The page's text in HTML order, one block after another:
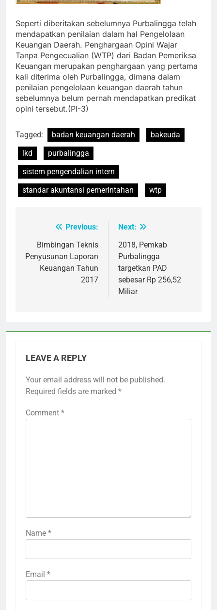
Seperti diberitakan sebelumnya Purbalingga telah
mendapatkan penilaian dalam hal Pengelolaan
Keuangan Daerah. Penghargaan Opini Wajar
Tanpa Pengecualian (WTP) dari Badan Pemeriksa
Keuangan merupakan penghargaan yang pertama
kali diterima oleh Purbalingga, dimana dalam
penilaian pengelolaan keuangan daerah tahun
sebelumnya belum pernah mendapatkan predikat
opini tersebut.(PI-3)
Tagged: badan keuangan daerah
bakeuda
lkd
purbalingga
sistem pengendalian intern
standar akuntansi pemerintahan
wtp
navigation
Previous:
Bimbingan Teknis
Penyusunan Laporan
Keuangan Tahun
2017
Next:
2018, Pemkab
Purbalingga
targetkan PAD
sebesar Rp 256,52
Miliar
LEAVE A REPLY
Your email address will not be published.
Required fields are marked *
Comment *
Name *
Email *